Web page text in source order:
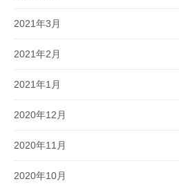
2021年3月
2021年2月
2021年1月
2020年12月
2020年11月
2020年10月